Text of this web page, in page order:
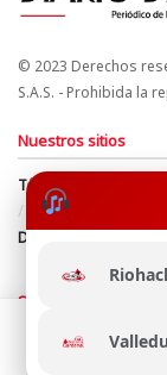
© 2023 Derechos
S.A.S. - Prohibida la
Nuestros sitios
Términos y
Política de uso de
Directrices Editoriales
Síguenos
Esta página
navegación, al